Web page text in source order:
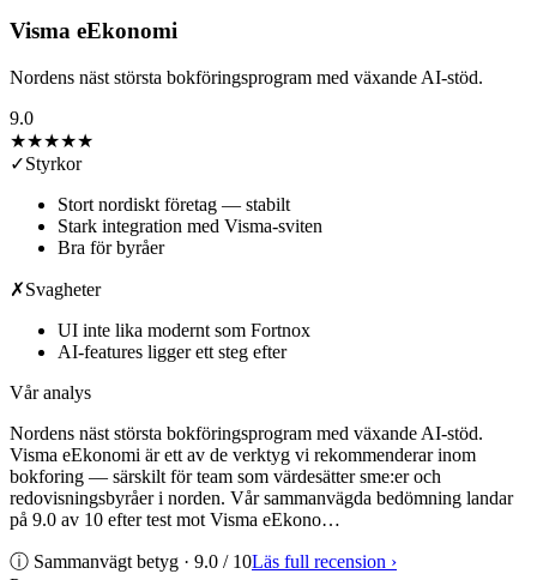
Visma eEkonomi
Nordens näst största bokföringsprogram med växande AI-stöd.
9.0
★★★★★
✓Styrkor
Stort nordiskt företag — stabilt
Stark integration med Visma-sviten
Bra för byråer
✗Svagheter
UI inte lika modernt som Fortnox
AI-features ligger ett steg efter
Vår analys
Nordens näst största bokföringsprogram med växande AI-stöd.
Visma eEkonomi är ett av de verktyg vi rekommenderar inom
bokforing — särskilt för team som värdesätter sme:er och
redovisningsbyråer i norden. Vår sammanvägda bedömning landar
på 9.0 av 10 efter test mot Visma eEkono…
ⓘ Sammanvägt betyg · 9.0 / 10Läs full recension ›